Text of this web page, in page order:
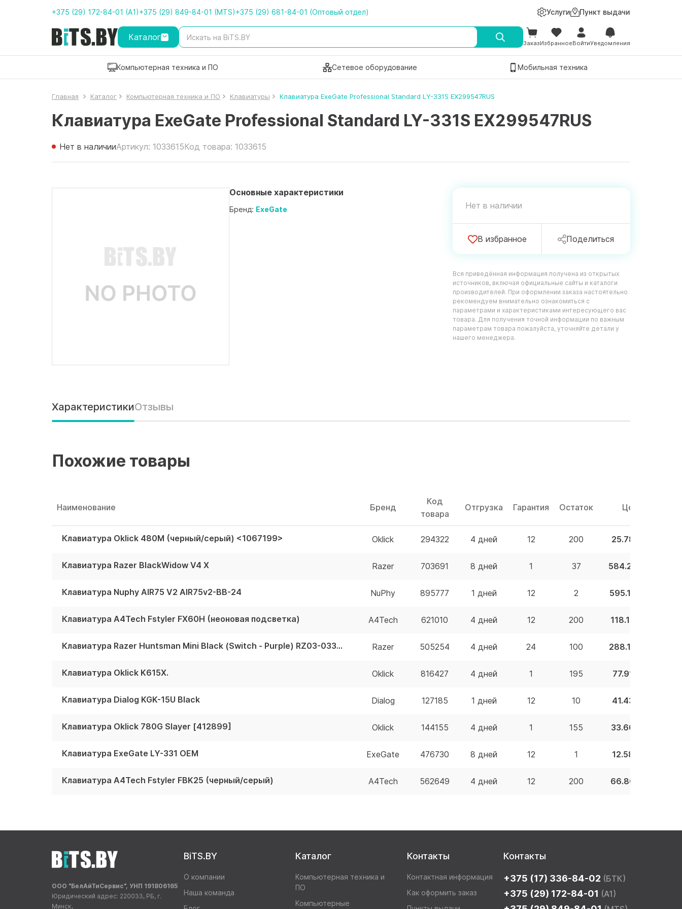
+375 (29) 172-84-01 (A1)+375 (29) 849-84-01 (MTS)+375 (29) 681-84-01 (Оптовый отдел) Услуги Пункт выдачи
Каталог
ЗаказИзбранноеВойтиУведомления
Компьютерная техника и ПО Сетевое оборудование Мобильная техника
Главная Каталог Компьютерная техника и ПО Клавиатуры Клавиатура ExeGate Professional Standard LY-331S EX299547RUS
Клавиатура ExeGate Professional Standard LY-331S EX299547RUS
Нет в наличииАртикул: 1033615Код товара: 1033615
Основные характеристики
Бренд: ExeGate Нет в наличии
В избранное Поделиться
Вся приведённая информация получена из открытых
источников, включая официальные сайты и каталоги
производителей. При оформлении заказа настоятельно
рекомендуем внимательно ознакомиться с
параметрами и характеристиками интересующего вас
товара. Для получения точной информации по важным
параметрам товара пожалуйста, уточняйте детали у
нашего менеджера.
ХарактеристикиОтзывы
Похожие товары
Наименование Бренд
Код
товара
Отгрузка Гарантия Остаток Цена
Клавиатура Oklick 480M (черный/серый) <1067199> Oklick 294322 4 дней 12 200 25.78 BYN
Клавиатура Razer BlackWidow V4 X Razer 703691 8 дней 1 37 584.22 BYN
Клавиатура Nuphy AIR75 V2 AIR75v2-BB-24 NuPhy 895777 1 дней 12 2 595.10 BYN
Клавиатура A4Tech Fstyler FX60H (неоновая подсветка) A4Tech 621010 4 дней 12 200 118.15 BYN
Клавиатура Razer Huntsman Mini Black (Switch - Purple) RZ03-03391500-R3R1 Razer 505254 4 дней 24 100 288.19 BYN
Клавиатура Oklick K615X. Oklick 816427 4 дней 1 195 77.91 BYN
Клавиатура Dialog KGK-15U Black Dialog 127185 1 дней 12 10 41.43 BYN
Клавиатура Oklick 780G Slayer [412899] Oklick 144155 4 дней 1 155 33.60 BYN
Клавиатура ExeGate LY-331 OEM ExeGate 476730 8 дней 12 1 12.58 BYN
Клавиатура A4Tech Fstyler FBK25 (черный/серый) A4Tech 562649 4 дней 12 200 66.80 BYN
Контакты
+375 (17) 336-84-02 (БТК)
+375 (29) 172-84-01 (A1)
BiTS.BY
О компании
Наша команда
Каталог
Компьютерная техника и
ПО
Компьютерные
Контакты
Контактная информация
Как оформить заказ
ООО "БелАйТиСервис", УНП 191806165
Юридический адрес: 220033, РБ, г.
Минск,